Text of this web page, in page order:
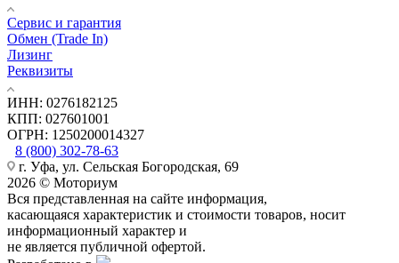
Сервис и гарантия
Обмен (Trade In)
Лизинг
Реквизиты
ИНН: 0276182125
КПП: 027601001
ОГРН: 1250200014327
8 (800) 302-78-63
г. Уфа, ул. Сельская Богородская, 69
2026 © Моториум
Вся представленная на сайте информация,
касающаяся характеристик и стоимости товаров, носит
информационный характер и
не является публичной офертой.